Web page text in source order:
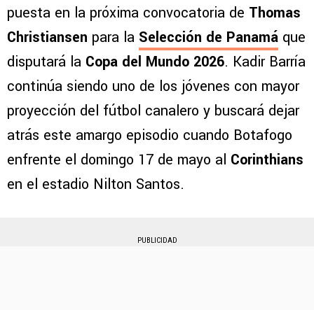
puesta en la próxima convocatoria de Thomas
Christiansen para la Selección de Panamá que
disputará la Copa del Mundo 2026. Kadir Barría
continúa siendo uno de los jóvenes con mayor
proyección del fútbol canalero y buscará dejar
atrás este amargo episodio cuando Botafogo
enfrente el domingo 17 de mayo al Corinthians
en el estadio Nilton Santos.
PUBLICIDAD